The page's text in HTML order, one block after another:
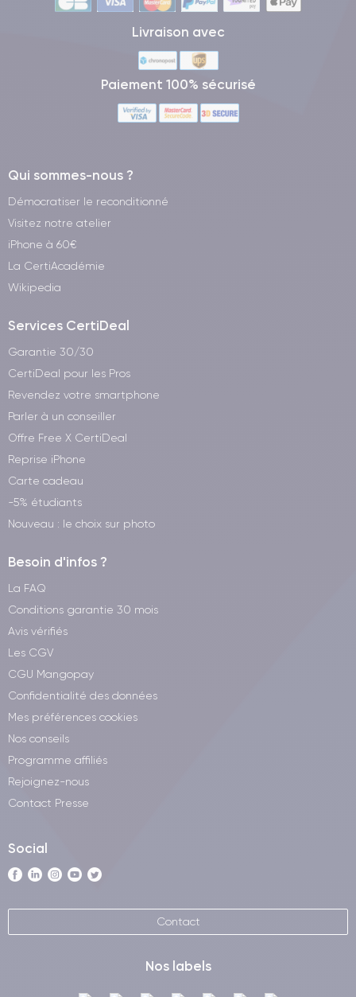
Livraison avec
Paiement 100% sécurisé
Qui sommes-nous ?
Démocratiser le reconditionné
Visitez notre atelier
iPhone à 60€
La CertiAcadémie
Wikipedia
Services CertiDeal
Garantie 30/30
CertiDeal pour les Pros
Revendez votre smartphone
Parler à un conseiller
Offre Free X CertiDeal
Reprise iPhone
Carte cadeau
-5% étudiants
Nouveau : le choix sur photo
Besoin d'infos ?
La FAQ
Conditions garantie 30 mois
Avis vérifiés
Les CGV
CGU Mangopay
Confidentialité des données
Mes préférences cookies
Nos conseils
Programme affiliés
Rejoignez-nous
Contact Presse
Social
Contact
Nos labels